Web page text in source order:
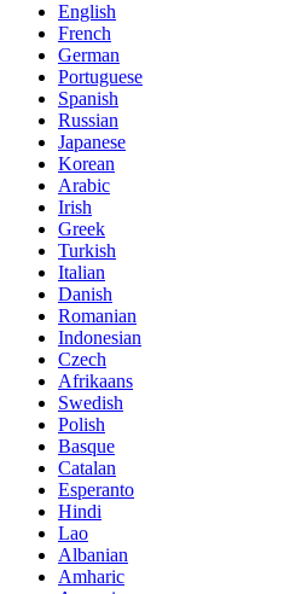
English
French
German
Portuguese
Spanish
Russian
Japanese
Korean
Arabic
Irish
Greek
Turkish
Italian
Danish
Romanian
Indonesian
Czech
Afrikaans
Swedish
Polish
Basque
Catalan
Esperanto
Hindi
Lao
Albanian
Amharic